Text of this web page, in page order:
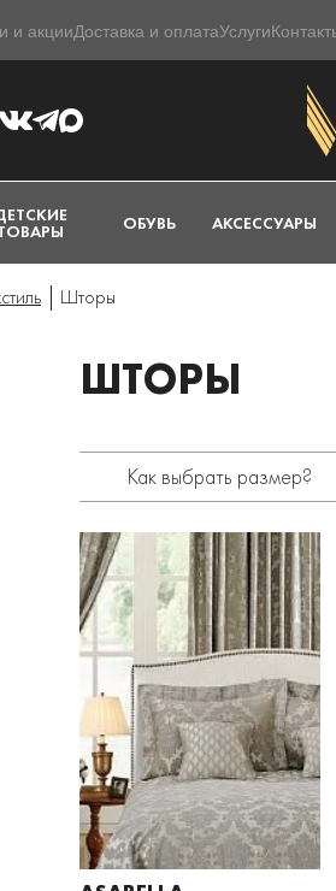
и акцииДоставка и оплатаУслуги
ОБУВЬ АКСЕССУАРЫ
Шторы
ШТОРЫ
Как выбрать размер?